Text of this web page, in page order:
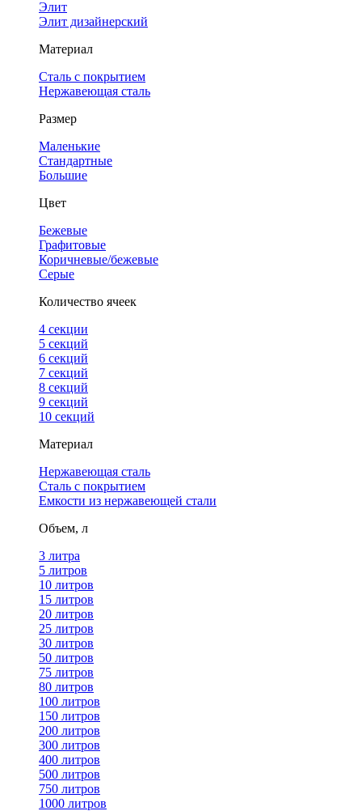
Элит
Элит дизайнерский
Материал
Сталь с покрытием
Нержавеющая сталь
Размер
Маленькие
Стандартные
Большие
Цвет
Бежевые
Графитовые
Коричневые/бежевые
Серые
Количество ячеек
4 cекции
5 секций
6 секций
7 секций
8 секций
9 секций
10 секций
Материал
Нержавеющая сталь
Сталь с покрытием
Емкости из нержавеющей стали
Объем, л
3 литра
5 литров
10 литров
15 литров
20 литров
25 литров
30 литров
50 литров
75 литров
80 литров
100 литров
150 литров
200 литров
300 литров
400 литров
500 литров
750 литров
1000 литров